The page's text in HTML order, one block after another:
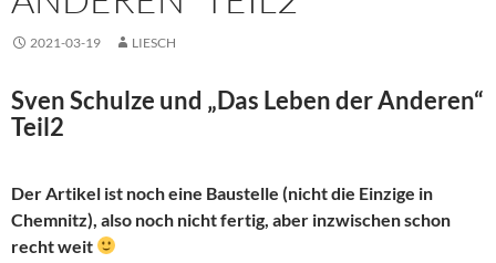
2021-03-19 LIESCH
Sven Schulze und „Das Leben der Anderen“
Teil2
Der Artikel ist noch eine Baustelle (nicht die Einzige in
Chemnitz), also noch nicht fertig, aber inzwischen schon
recht weit